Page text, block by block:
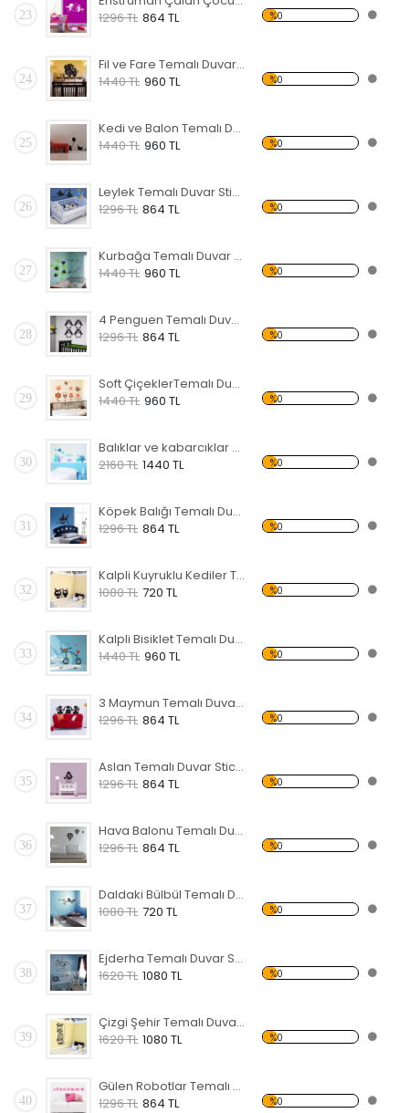
23
1296 TL 864 TL %0
24
Fil ve Fare Temalı Duvar Sticker
1440 TL 960 TL %0
25
Kedi ve Balon Temalı Duvar Sticker
1440 TL 960 TL %0
26
Leylek Temalı Duvar Sticker
1296 TL 864 TL %0
27
Kurbağa Temalı Duvar Sticker
1440 TL 960 TL %0
28
4 Penguen Temalı Duvar Sticker
1296 TL 864 TL %0
29
Soft ÇiçeklerTemalı Duvar Sticker
1440 TL 960 TL %0
30
Balıklar ve kabarcıklar Temalı Duvar Sticker
2160 TL 1440 TL %0
31
Köpek Balığı Temalı Duvar Sticker
1296 TL 864 TL %0
32
Kalpli Kuyruklu Kediler Temalı Duvar Sticker
1080 TL 720 TL %0
33
Kalpli Bisiklet Temalı Duvar Sticker
1440 TL 960 TL %0
34
3 Maymun Temalı Duvar Sticker
1296 TL 864 TL %0
35
Aslan Temalı Duvar Sticker
1296 TL 864 TL %0
36
Hava Balonu Temalı Duvar Sticker
1296 TL 864 TL %0
37
Daldaki Bülbül Temalı Duvar Sticker
1080 TL 720 TL %0
38
Ejderha Temalı Duvar Sticker
1620 TL 1080 TL %0
39
Çizgi Şehir Temalı Duvar Sticker
1620 TL 1080 TL %0
40
Gülen Robotlar Temalı Duvar Sticker
1296 TL 864 TL %0